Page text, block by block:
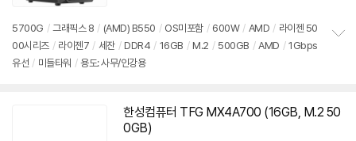
5700G / 그래픽스 8 / (AMD) B550 / OS미포함 / 600W / AMD / 라이젠 50
00시리즈 / 라이젠7 / 세잔 / DDR4 / 16GB / M.2 / 500GB / AMD / 1Gbps
유선 / 미들타워 / 용도: 사무/인강용
기
한성컴퓨터 TFG MX4A700 (16GB, M.2 50
0GB)